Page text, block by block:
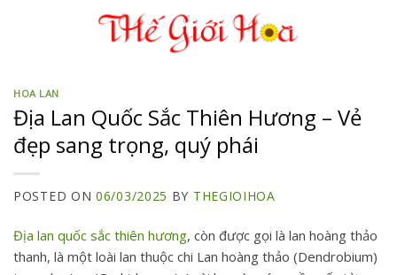
HOA LAN
Địa Lan Quốc Sắc Thiên Hương – Vẻ
đẹp sang trọng, quý phái
POSTED ON 06/03/2025 BY THEGIOIHOA
Địa lan quốc sắc thiên hương, còn được gọi là lan hoàng thảo
thanh, là một loài lan thuộc chi Lan hoàng thảo (Dendrobium)